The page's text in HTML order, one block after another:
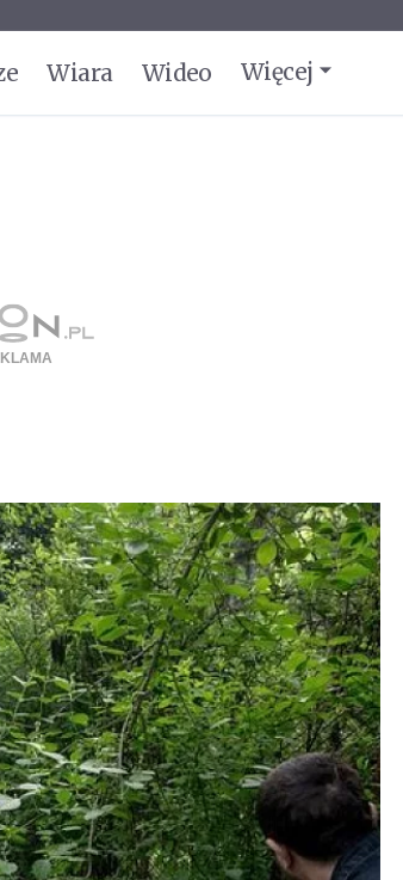
Wiara Wideo Więcej